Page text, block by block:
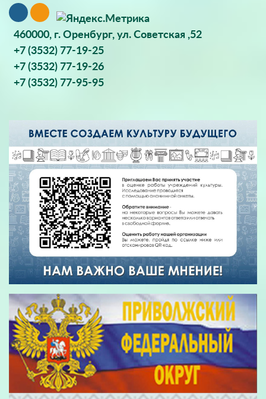
460000, г. Оренбург, ул. Советская ,52
+7 (3532) 77-19-25
+7 (3532) 77-19-26
+7 (3532) 77-95-95